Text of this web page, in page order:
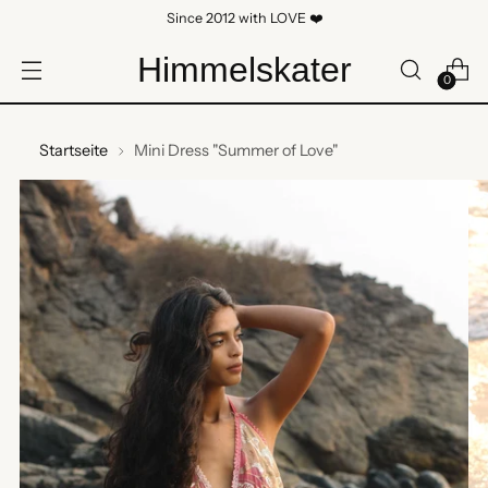
Since 2012 with LOVE ❤️
Himmelskater 0
Startseite Mini Dress "Summer of Love"